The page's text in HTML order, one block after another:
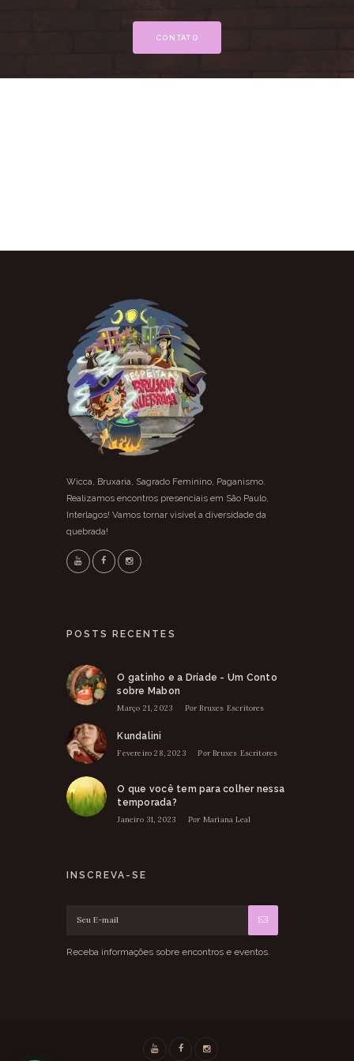
CONTATO
Wicca, Bruxaria, Sagrado Feminino, Paganismo.
Realizamos encontros presenciais em São Paulo,
Interlagos! Vamos tornar visível a diversidade da
quebrada!
POSTS RECENTES
O gatinho e a Dríade - Um Conto
sobre Mabon
Março 21, 2023 PorBruxes Escritores
Kundalini
Fevereiro 28, 2023 PorBruxes Escritores
O que você tem para colher nessa
temporada?
Janeiro 31, 2023 Por Mariana Leal
INSCREVA-SE
Receba informações sobre encontros e eventos.